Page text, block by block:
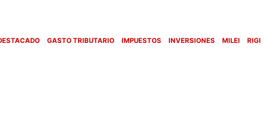
GASTO TRIBUTARIO IMPUESTOS INVERSIONES MILEI
RIGI